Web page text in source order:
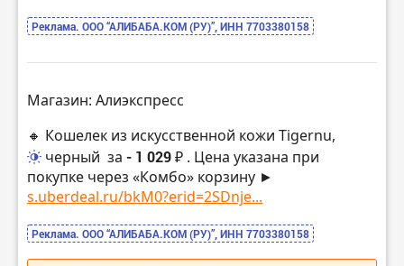
Реклама. ООО “АЛИБАБА.КОМ (РУ)”, ИНН 7703380158
Магазин: Алиэкспресс
🔸 Кошелек из искусственной кожи Tigernu,
черный за - 1 029 ₽ . Цена указана при
покупке через «Комбо» корзину ►
s.uberdeal.ru/bkM0?erid=2SDnje...
Реклама. ООО “АЛИБАБА.КОМ (РУ)”, ИНН 7703380158